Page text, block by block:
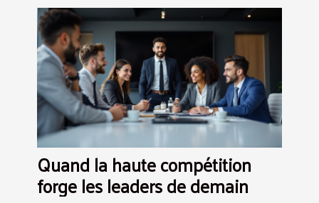
Quand la haute compétition
forge les leaders de demain